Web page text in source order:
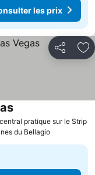
les prix
Partager
pratique sur le Strip
Consulter les prix
du Bellagio